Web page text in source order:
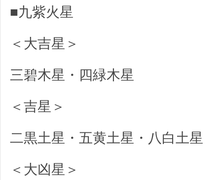
■九紫火星
＜大吉星＞
三碧木星・四緑木星
＜吉星＞
二黒土星・五黄土星・八白土星
＜大凶星＞